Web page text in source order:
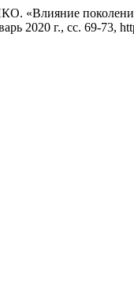
поколения Z
2020 г., сс. 69-73,